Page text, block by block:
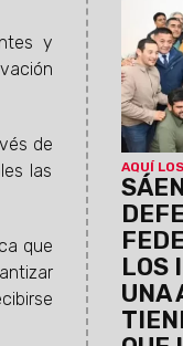
y
de
las
que
AQUÍ
LOS
UNA
se
pese
mismo